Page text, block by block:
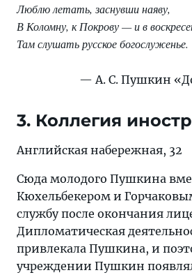
Люблю летать, заснувши наяву,
В Коломну, к Покрову — и в
Там слушать русское богослуженье.
А. С. Пушкин
3. Коллегия
Английская набережная, 32
Сюда молодого Пушкина
Кюхельбекером и
службу после окончания
Дипломатическая
привлекала Пушкина, и
учреждении Пушкин